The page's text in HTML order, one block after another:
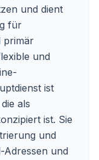
und dient
für
primär
und
ist
als
ist. Sie
und
und